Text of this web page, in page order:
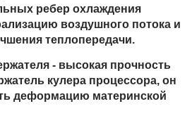
ребер охлаждения
воздушного потока и
теплопередачи.
- высокая прочность
кулера процессора, он
деформацию материнской